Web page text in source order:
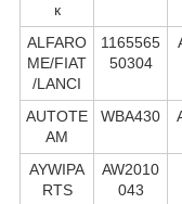
к
ALFARO
ME/FIAT
/LANCI
1165565
50304
AUTOTE
AM
WBA430
AYWIPA
RTS
AW2010
043